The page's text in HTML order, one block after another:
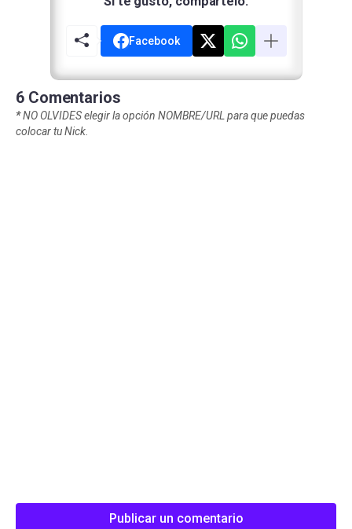
Facebook
6 Comentarios
*NO OLVIDES elegir la opción NOMBRE/URL para que puedas
colocar tu Nick.
Publicar un comentario